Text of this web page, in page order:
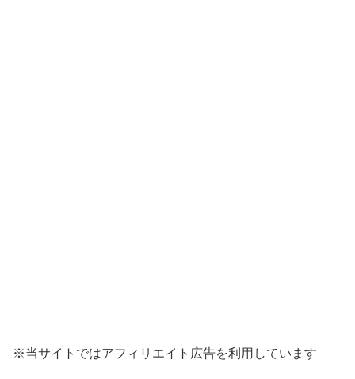
※当サイトではアフィリエイト広告を利用しています